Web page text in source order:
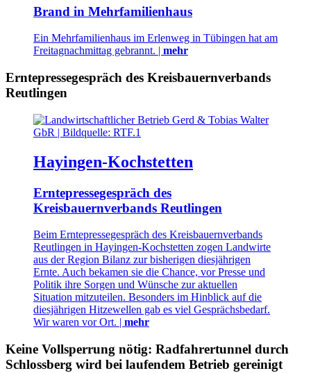
Brand in Mehrfamilienhaus
Ein Mehrfamilienhaus im Erlenweg in Tübingen hat am
Freitagnachmittag gebrannt. | mehr
Erntepressegespräch des Kreisbauernverbands
Reutlingen
Hayingen-Kochstetten
Erntepressegespräch des
Kreisbauernverbands Reutlingen
Beim Erntepressegespräch des Kreisbauernverbands
Reutlingen in Hayingen-Kochstetten zogen Landwirte
aus der Region Bilanz zur bisherigen diesjährigen
Ernte. Auch bekamen sie die Chance, vor Presse und
Politik ihre Sorgen und Wünsche zur aktuellen
Situation mitzuteilen. Besonders im Hinblick auf die
diesjährigen Hitzewellen gab es viel Gesprächsbedarf.
Wir waren vor Ort. | mehr
Keine Vollsperrung nötig: Radfahrertunnel durch
Schlossberg wird bei laufendem Betrieb gereinigt